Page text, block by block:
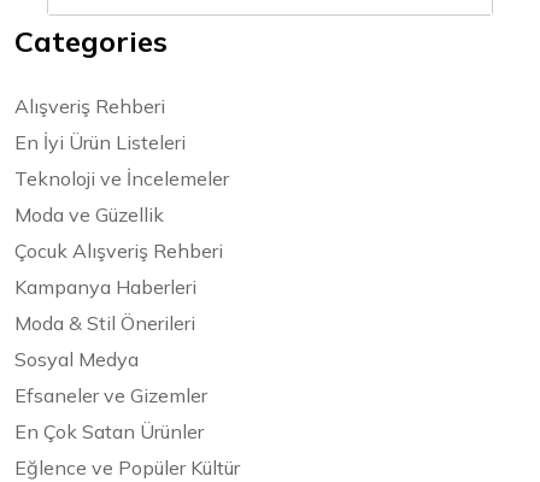
Categories
Alışveriş Rehberi
En İyi Ürün Listeleri
Teknoloji ve İncelemeler
Moda ve Güzellik
Çocuk Alışveriş Rehberi
Kampanya Haberleri
Moda & Stil Önerileri
Sosyal Medya
Efsaneler ve Gizemler
En Çok Satan Ürünler
Eğlence ve Popüler Kültür